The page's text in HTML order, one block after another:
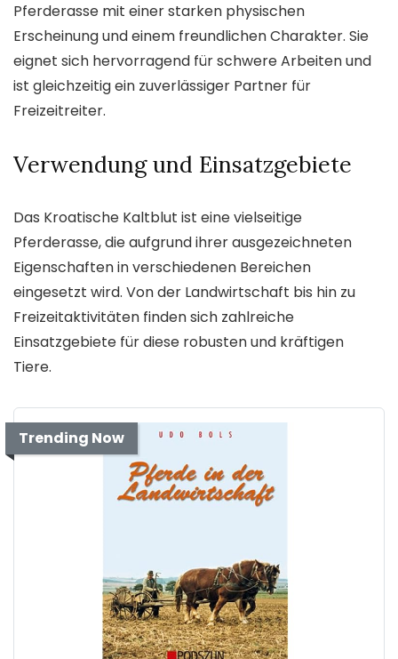
Pferderasse mit einer starken physischen
Erscheinung und einem freundlichen Charakter. Sie
eignet sich hervorragend für schwere Arbeiten und
ist gleichzeitig ein zuverlässiger Partner für
Freizeitreiter.
Verwendung und Einsatzgebiete
Das Kroatische Kaltblut ist eine vielseitige
Pferderasse, die aufgrund ihrer ausgezeichneten
Eigenschaften in verschiedenen Bereichen
eingesetzt wird. Von der Landwirtschaft bis hin zu
Freizeitaktivitäten finden sich zahlreiche
Einsatzgebiete für diese robusten und kräftigen
Tiere.
Trending Now